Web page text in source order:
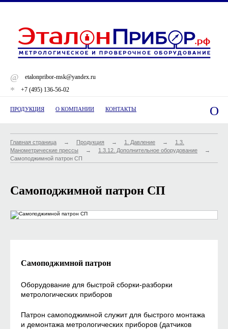
@ etalonpribor-msk@yandex.ru
* +7 (495) 136-56-02
ПРОДУКЦИЯ О КОМПАНИИ КОНТАКТЫ O
Главная страница → Продукция → 1. Давление →
1.3.
Манометрические прессы
→ 1.3.12. Дополнительное оборудование
→
Самоподжимной патрон СП
Самоподжимной патрон СП
Самоподжимной патрон
Оборудование для быстрой сборки-разборки
метрологических приборов
Патрон самоподжимной служит для быстрого монтажа
и демонтажа метрологических приборов (датчиков